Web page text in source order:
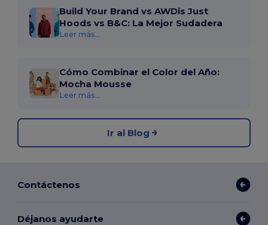
Build Your Brand vs AWDis Just
Hoods vs B&C: La Mejor Sudadera
Leer más...
Cómo Combinar el Color del Año:
Mocha Mousse
Leer más...
Ir al Blog
Contáctenos
Déjanos ayudarte